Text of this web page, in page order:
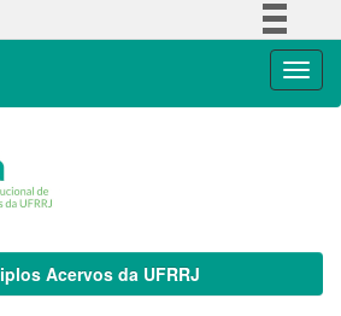
Acervos da UFRRJ